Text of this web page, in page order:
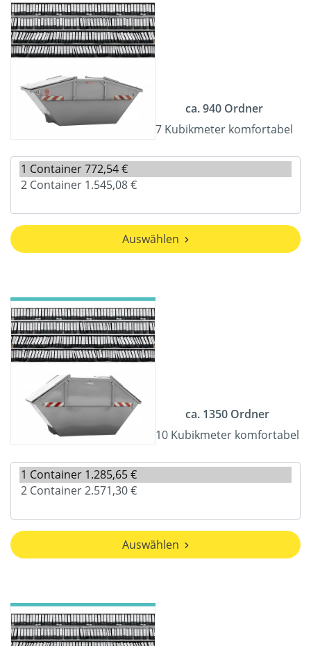
ca. 940 Ordner
7 Kubikmeter komfortabel
Auswählen
ca. 1350 Ordner
10 Kubikmeter komfortabel
Auswählen